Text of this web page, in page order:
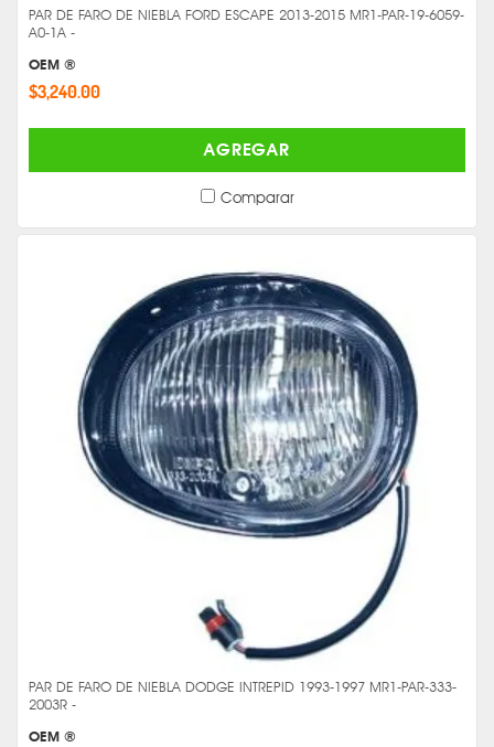
PAR DE FARO DE NIEBLA FORD ESCAPE 2013-2015 MR1-PAR-19-6059-
A0-1A -
OEM ®
$3,240.00
AGREGAR
Comparar
PAR DE FARO DE NIEBLA DODGE INTREPID 1993-1997 MR1-PAR-333-
2003R -
OEM ®